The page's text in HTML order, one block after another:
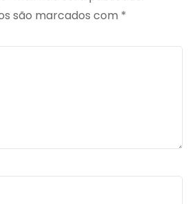
são marcados com *